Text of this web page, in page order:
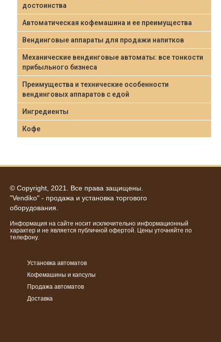
достоинства
Автоматическая кофемашина и ее преимущества
Вендинговые аппараты для продажи напитков
Механические вендинговые автоматы: все тонкости
прибыльного бизнеса
Преимущества и технические особенности
вендинговых аппаратов с едой
Ингредиенты
Кофе
© Copyright, 2021. Все права защищены.
"Vendiko" - продажа и установка торгового
оборудования.
Информация на сайте носит исключительно информационный
характер и не является публичной офертой. Цены уточняйте по
телефону.
Установка автоматов
Кофемашины и капсулы
Продажа автоматов
Доставка